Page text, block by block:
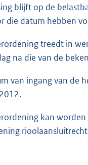
blijft op de
die datum hebben
treedt in
na die van de
van ingang van de
kan